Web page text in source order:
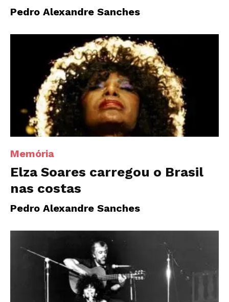
Pedro Alexandre Sanches
Memória
Elza Soares carregou o Brasil
nas costas
Pedro Alexandre Sanches